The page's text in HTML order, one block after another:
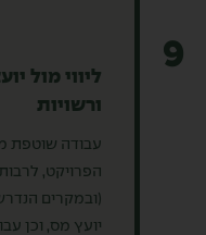
9
ליווי מול
ורשויות
עבודה שוטפת
הפרויקט,
(ובמקרים
יועץ מס, וכן